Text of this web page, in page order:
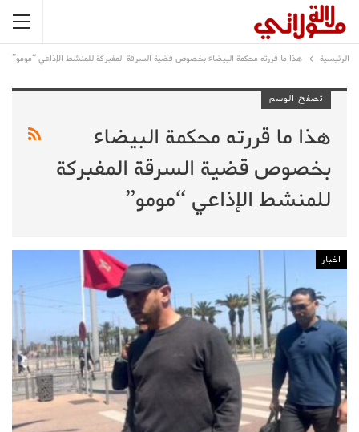
الرئيسية هذا ما قررته محكمة البيضاء بخصوص قضية السرقة المفبركة للمنشط الإذاعي “مومو”
تصفح الوسم
هذا ما قررته محكمة البيضاء
بخصوص قضية السرقة المفبركة
للمنشط الإذاعي “مومو”
اخبار